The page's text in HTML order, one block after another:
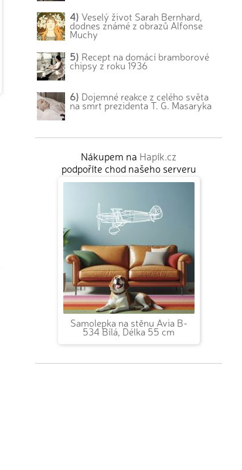
4) Veselý život Sarah Bernhard,
dodnes známé z obrazů Alfonse
Muchy
5) Recept na domácí bramborové
chipsy z roku 1936
6) Dojemné reakce z celého světa
na smrt prezidenta T. G. Masaryka
Nákupem na Hapík.cz
podpoříte chod našeho serveru
Samolepka na stěnu Avia B-
534 Bílá, Délka 55 cm